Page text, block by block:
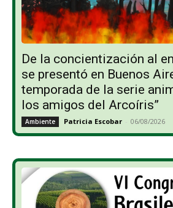
De la concientización al
se presentó en Buenos
temporada de la serie
los amigos del Arcoíris”
Ambiente Patricia Escobar - 06/08/2026